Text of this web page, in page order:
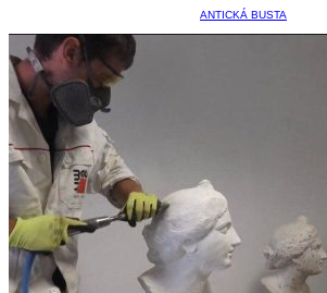
ANTICKÁ BUSTA